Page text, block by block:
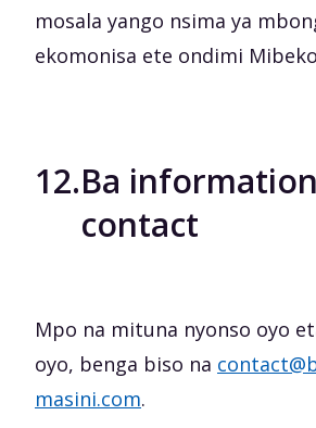
mosala yango nsima ya
ekomonisa ete ondimi
12.Ba
contact
Mpo na mituna nyonso oyo
oyo, benga biso na
masini.com.